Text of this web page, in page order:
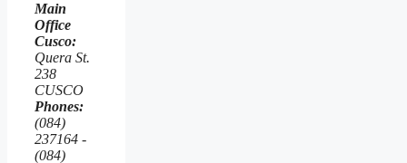
Main
Office
Cusco:
Quera St.
238
CUSCO
Phones:
(084)
237164 -
(084)